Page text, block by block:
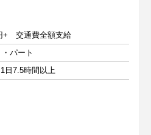
+ 交通費全額支給
パート
日7.5時間以上